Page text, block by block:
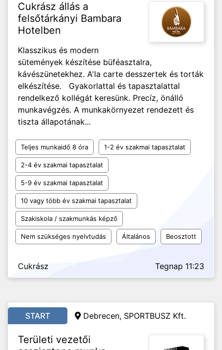
Cukrász állás a
felsőtárkányi Bambara
Hotelben
Klasszikus és modern
sütemények készítése büféasztalra,
kávészünetekhez. A'la carte desszertek és torták
elkészítése. Gyakorlattal és tapasztalattal
rendelkező kollégát keresünk. Precíz, önálló
munkavégzés. A munkakörnyezet rendezett és
tiszta állapotának...
Teljes munkaidő 8 óra 1-2 év szakmai tapasztalat
2-4 év szakmai tapasztalat
5-9 év szakmai tapasztalat
10 vagy több év szakmai tapasztalat
Szakiskola / szakmunkás képző
Nem szükséges nyelvtudás Általános Beosztott
Cukrász Tegnap 11:23
START Debrecen, SPORTBUSZ Kft.
Területi vezetői